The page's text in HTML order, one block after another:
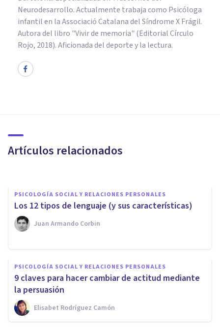
Neurodesarrollo. Actualmente trabaja como Psicóloga
infantil en la Associació Catalana del Síndrome X Frágil.
Autora del libro "Vivir de memoria" (Editorial Círculo
Rojo, 2018). Aficionada del deporte y la lectura.
Artículos relacionados
Más reconocer y menos criticar
PSICOLOGÍA SOCIAL Y RELACIONES PERSONALES
​Los 12 tipos de lenguaje (y sus características)
Juan Armando Corbin
PSICOLOGÍA SOCIAL Y RELACIONES PERSONALES
9 claves para hacer cambiar de actitud mediante
la persuasión
Elisabet Rodríguez Camón
¿Cómo dominar la
comunicación verbal? 11
consejos prácticos
Nahum Montagud Rubio